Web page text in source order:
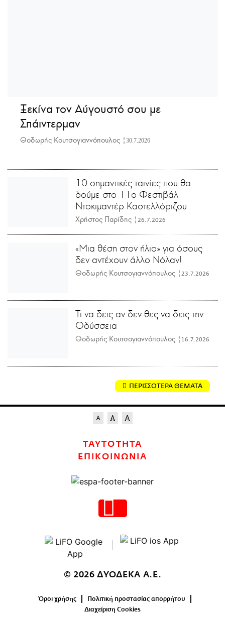
Ξεκίνα τον Αύγουστό σου με
Σπάιντερμαν
Θοδωρής Κουτσογιαννόπουλος | 30.7.2026
10 σημαντικές ταινίες που θα
δούμε στο 11ο Φεστιβάλ
Ντοκιμαντέρ Καστελλόριζου
Χρήστος Παρίδης | 26.7.2026
«Μια θέση στον ήλιο» για όσους
δεν αντέχουν άλλο Νόλαν!
Θοδωρής Κουτσογιαννόπουλος | 23.7.2026
Τι να δεις αν δεν θες να δεις την
Οδύσσεια
Θοδωρής Κουτσογιαννόπουλος | 16.7.2026
ΠΕΡΙΣΣΟΤΕΡΑ ΘΕΜΑΤΑ
ΤΑΥΤΟΤΗΤΑ
ΕΠΙΚΟΙΝΩΝΙΑ
© 2026 ΔΥΟΔΕΚΑ Α.Ε.
Όροι χρήσης
Πολιτική προστασίας απορρήτου
Διαχείριση Cookies